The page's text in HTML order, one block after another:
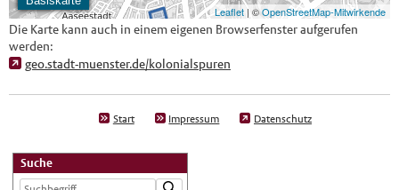
Die Karte kann auch in einem eigenen Browserfenster aufgerufen
werden:
geo.stadt-muenster.de/kolonialspuren
Start Impressum Datenschutz
Suche